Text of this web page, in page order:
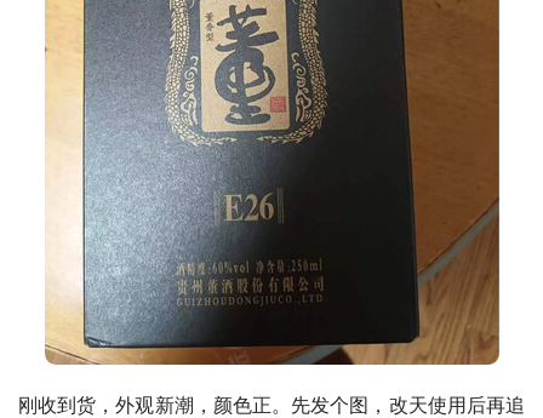
刚收到货，外观新潮，颜色正。先发个图，改天使用后再追